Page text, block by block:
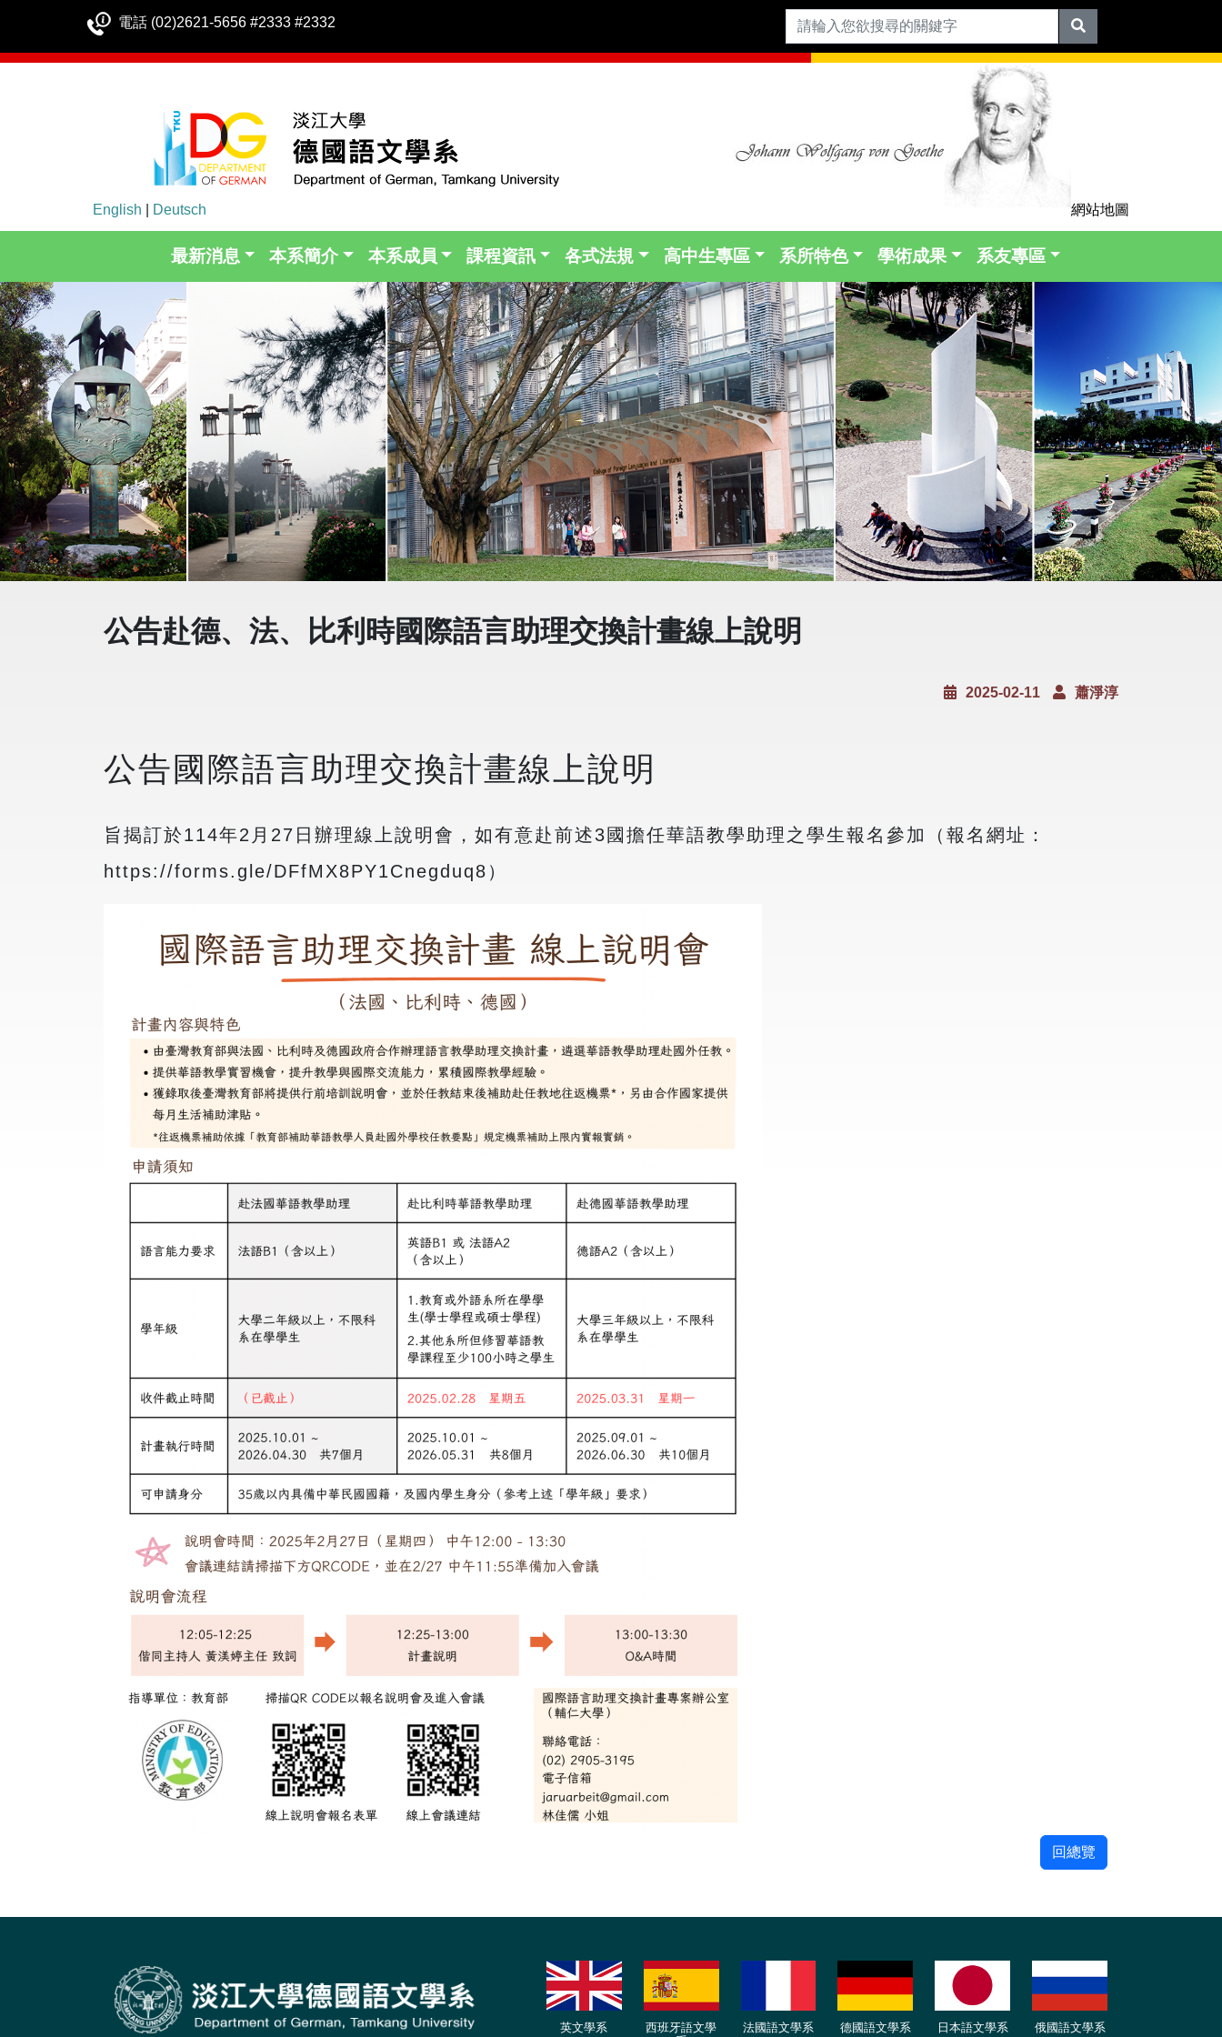
電話 (02)2621-5656 #2333 #2332
English Deutsch 網站地圖
最新消息 本系簡介 本系成員 課程資訊 各式法規 高中生專區 系所特色 學術成果 系友專區
公告赴德、法、比利時國際語言助理交換計畫線上說明
2025-02-11 蕭淨淳
公告國際語言助理交換計畫線上說明
旨揭訂於114年2月27日辦理線上說明會，如有意赴前述3國擔任華語教學助理之學生報名參加（報名網址：
https://forms.gle/DFfMX8PY1Cnegduq8）
回總覽
英文學系
西班牙語文學
法國語文學系 德國語文學系 日本語文學系 俄國語文學系